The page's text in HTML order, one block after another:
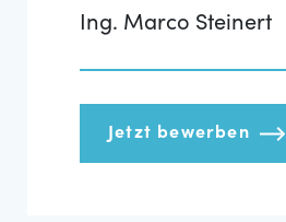
Ing. Marco Steinert
Jetzt bewerben